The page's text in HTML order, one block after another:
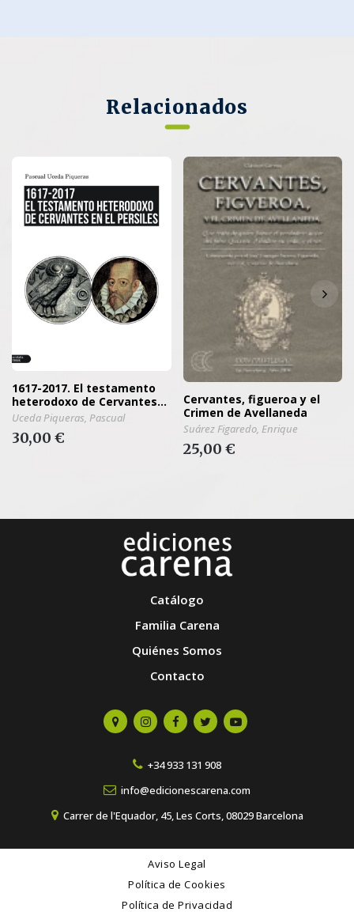
Relacionados
1617-2017. El testamento
heterodoxo de Cervantes
en el Persiles
Uceda Piqueras, Pascual
30,00 €
Cervantes, figueroa y el
Crimen de Avellaneda
Suárez Figaredo, Enrique
25,00 €
Catálogo
Familia Carena
Quiénes Somos
Contacto
+34 933 131 908
info@edicionescarena.com
Carrer de l'Equador, 45, Les Corts, 08029 Barcelona
Aviso Legal
Política de Cookies
Política de Privacidad